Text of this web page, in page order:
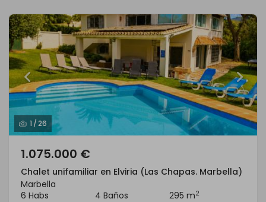
1 /26
1.075.000 €
Chalet unifamiliar en Elviria (Las Chapas. Marbella)
Marbella
6 Habs
4 Baños 295 m2